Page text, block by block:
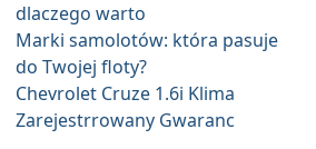
dlaczego warto
Marki samolotów: która pasuje
do Twojej floty?
Chevrolet Cruze 1.6i Klima
Zarejestrrowany Gwaranc